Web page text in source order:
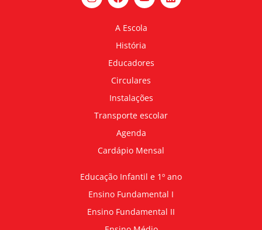
A Escola
História
Educadores
Circulares
Instalações
Transporte escolar
Agenda
Cardápio Mensal
Educação Infantil e 1º ano
Ensino Fundamental I
Ensino Fundamental II